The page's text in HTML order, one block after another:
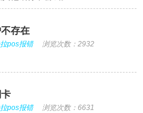
存在
pos报错 浏览次数：2932
pos报错 浏览次数：6631